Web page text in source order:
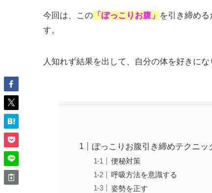
今回は、この 「ぽっこりお腹」 を引き締め
す。
人知れず結果を出して、自分の体を好きにな
ぽっこりお腹引き締めテクニッ
便秘対策
呼吸方法を意識する
姿勢を正す